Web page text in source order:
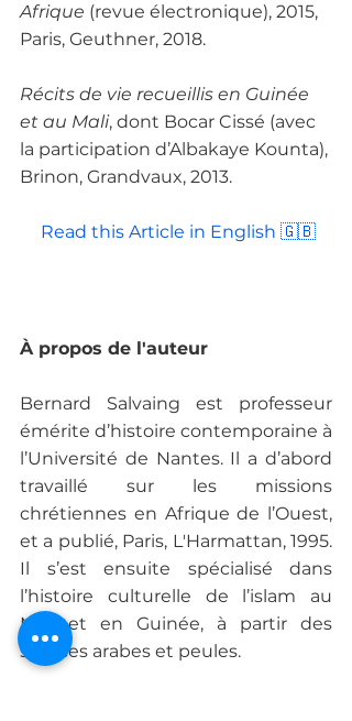
Afrique (revue électronique), 2015,
Paris, Geuthner, 2018.
Récits de vie recueillis en Guinée
et au Mali, dont Bocar Cissé (avec
la participation d’Albakaye Kounta),
Brinon, Grandvaux, 2013.
Read this Article in English 🇬🇧
À propos de l'auteur
Bernard Salvaing est professeur
émérite d’histoire contemporaine à
l’Université de Nantes. Il a d’abord
travaillé sur les missions
chrétiennes en Afrique de l’Ouest,
et a publié, Paris, L'Harmattan, 1995.
Il s’est ensuite spécialisé dans
l’histoire culturelle de l’islam au
Mali et en Guinée, à partir des
sources arabes et peules.